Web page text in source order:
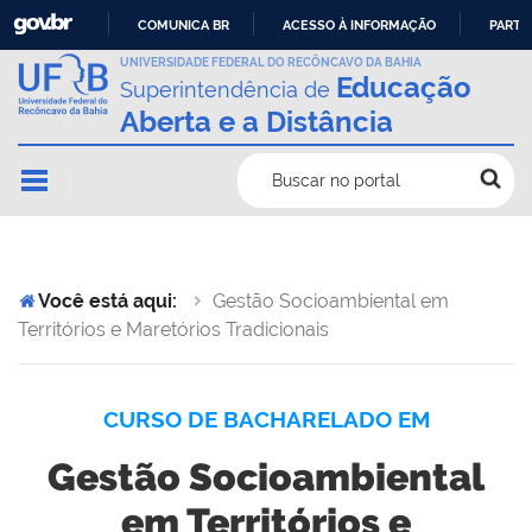
IR
PARA
O
CONTEÚDO
COMUNICA BR ACESSO À INFORMAÇÃO
UNIVERSIDADE FEDERAL DO RECÔNCAVO DA BAHIA
Superintendência de Educação
Aberta e a Distância
Buscar no portal
Você está aqui:
Gestão Socioambiental em
Territórios e Maretórios Tradicionais
CURSO DE BACHARELADO EM
Gestão Socioambiental
em Territórios e